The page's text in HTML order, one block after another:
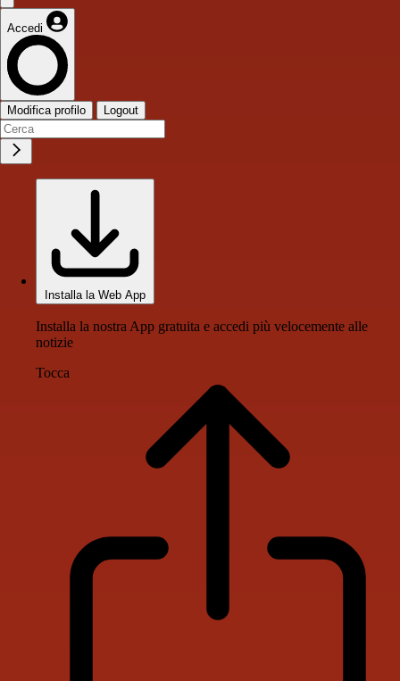
Accedi
Modifica profilo Logout
Installa la Web App
Installa la nostra App gratuita e accedi più velocemente alle
notizie
Tocca